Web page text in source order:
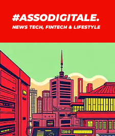
#ASSODIGITALE.
NEWS TECH, FINTECH & LIFESTYLE